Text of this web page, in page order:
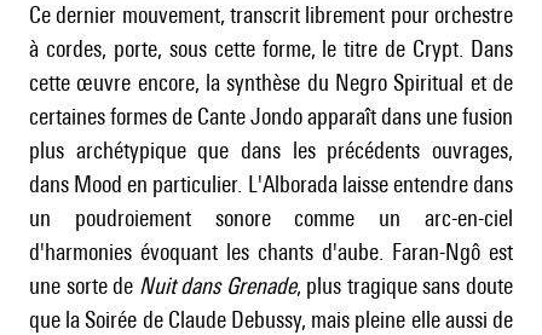
Ce dernier mouvement, transcrit librement pour orchestre
à cordes, porte, sous cette forme, le titre de Crypt. Dans
cette œuvre encore, la synthèse du Negro Spiritual et de
certaines formes de Cante Jondo apparaît dans une fusion
plus archétypique que dans les précédents ouvrages,
dans Mood en particulier. L'Alborada laisse entendre dans
un poudroiement sonore comme un arc-en-ciel
d'harmonies évoquant les chants d'aube. Faran-Ngô est
une sorte de Nuit dans Grenade, plus tragique sans doute
que la Soirée de Claude Debussy, mais pleine elle aussi de